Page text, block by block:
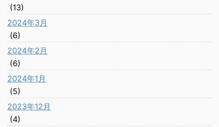
(13)
2024年3月
(6)
2024年2月
(6)
2024年1月
(5)
2023年12月
(4)